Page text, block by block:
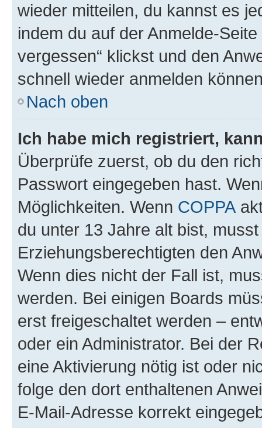
wieder mitteilen, du kannst es
indem du auf der Anmelde-
vergessen“ klickst und den
schnell wieder anmelden
Nach oben
Ich habe mich registriert,
Überprüfe zuerst, ob du den
Passwort eingegeben hast.
Möglichkeiten. Wenn COPPA
du unter 13 Jahre alt bist,
Erziehungsberechtigten den
Wenn dies nicht der Fall ist,
werden. Bei einigen Boards
erst freigeschaltet werden –
oder ein Administrator. Bei der
eine Aktivierung nötig ist oder
folge den dort enthaltenen
E-Mail-Adresse korrekt